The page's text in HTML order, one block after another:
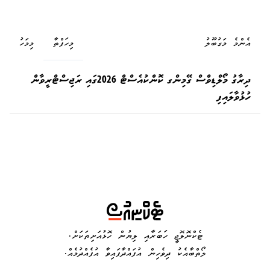
އެންމެ މަގުބޫލު މިމަހު މިހަފްތާ
ދިރާގު މޯލްޑިވްސް ގޭމިންގ ކޮންކުއެސްޓް 2026ގައި ރަޖިސްޓްރީވާން
ހުޅުވާލައިފި
ޓެކްނޮލޮޖީ ހަބަރާއި ލިޔުން ހޮޅުއަށިތަކަށް.
ލޯތްބާއެކު ދިވެހިން އުފައްދާފައިވާ އުފެއްދުމެއް.